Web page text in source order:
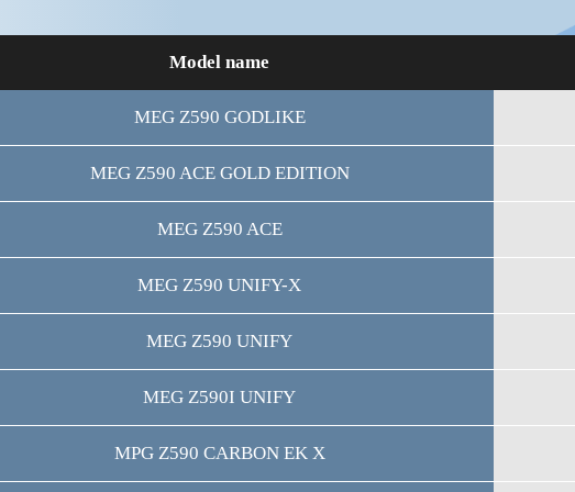
Model name
MEG Z590 GODLIKE
MEG Z590 ACE GOLD EDITION
MEG Z590 ACE
MEG Z590 UNIFY-X
MEG Z590 UNIFY
MEG Z590I UNIFY
MPG Z590 CARBON EK X